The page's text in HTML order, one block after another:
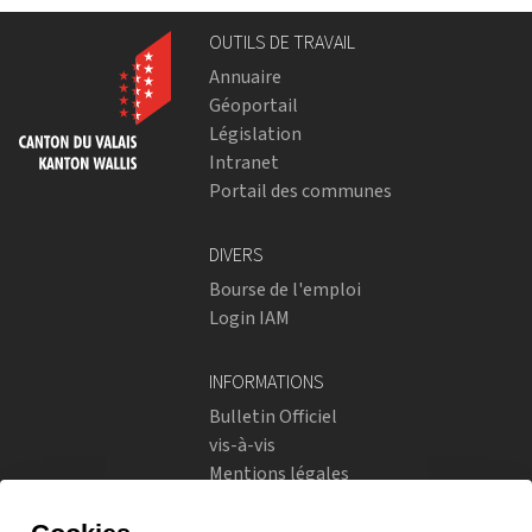
OUTILS DE TRAVAIL
Annuaire
Géoportail
Législation
Intranet
Portail des communes
DIVERS
Bourse de l'emploi
Login IAM
INFORMATIONS
Bulletin Officiel
vis-à-vis
Mentions légales